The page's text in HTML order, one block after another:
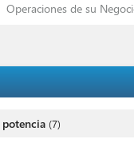
Operaciones de su
(7)